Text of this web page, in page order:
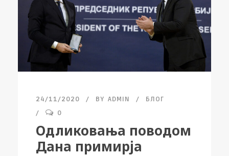
24/11/2020 BY ADMIN
БЛОГ
0
Одликовања поводом
Дана примирја